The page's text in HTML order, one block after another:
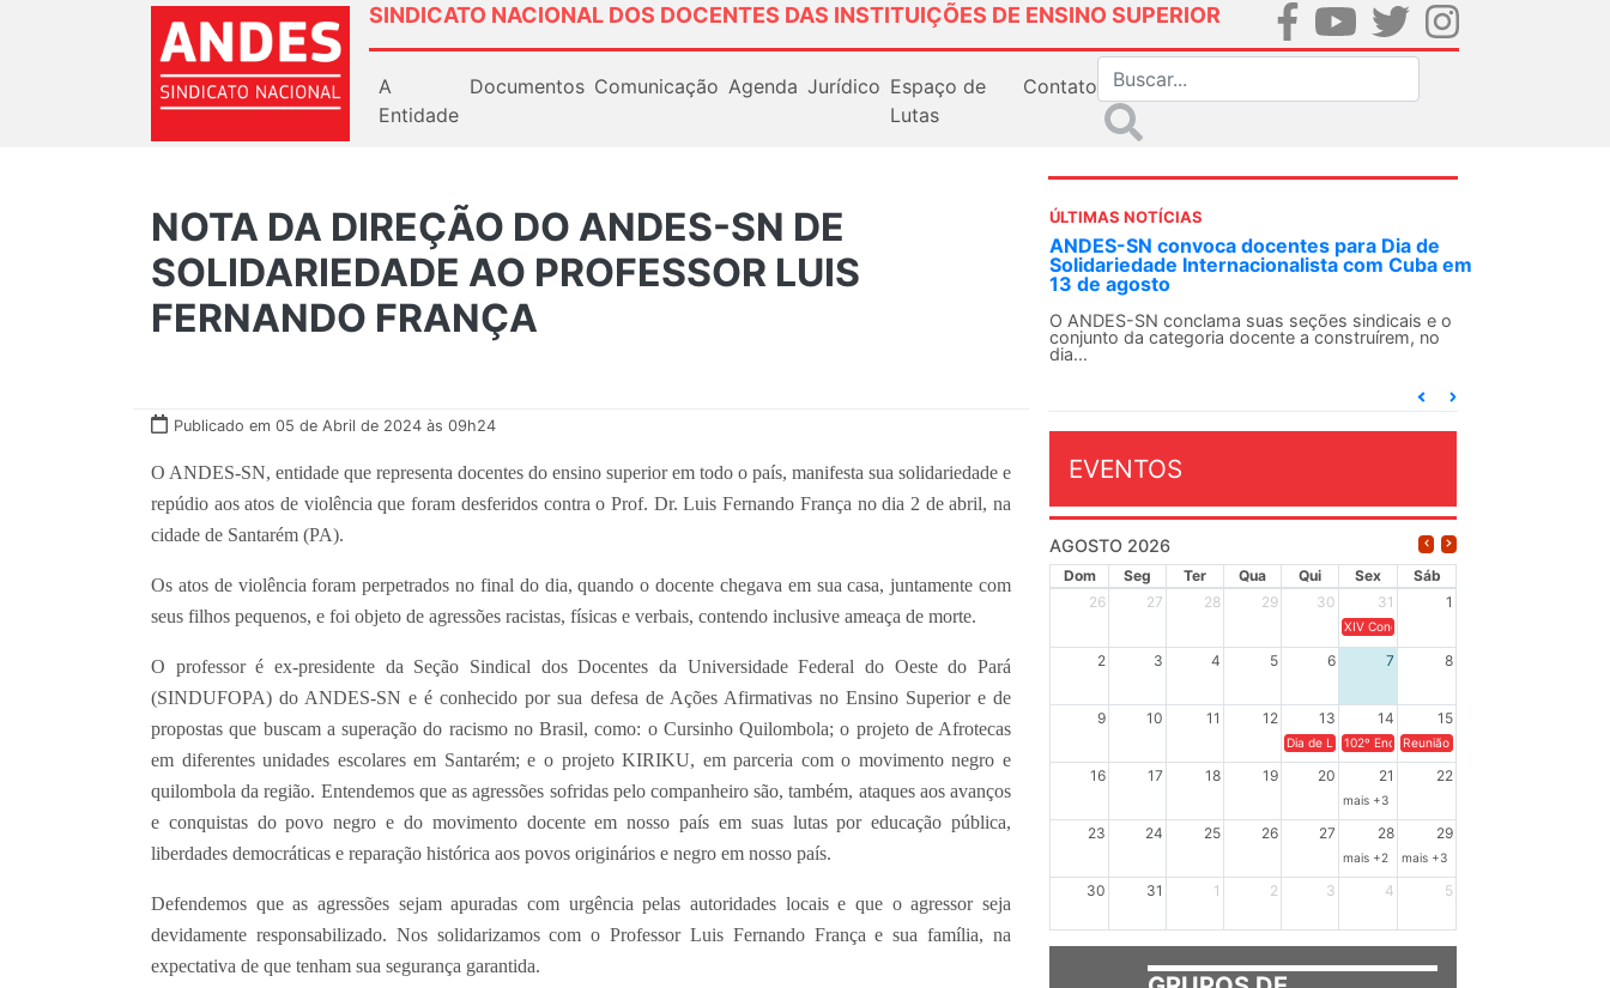
SINDICATO NACIONAL DOS DOCENTES DAS INSTITUIÇÕES DE ENSINO SUPERIOR
A
Entidade
Documentos Comunicação Agenda Jurídico Espaço de
Lutas
Contato
NOTA DA DIREÇÃO DO ANDES-SN DE
SOLIDARIEDADE AO PROFESSOR LUIS
FERNANDO FRANÇA
Publicado em 05 de Abril de 2024 às 09h24
O ANDES-SN, entidade que representa docentes do ensino superior em todo o país, manifesta sua solidariedade e
repúdio aos atos de violência que foram desferidos contra o Prof. Dr. Luis Fernando França no dia 2 de abril, na
cidade de Santarém (PA).
Os atos de violência foram perpetrados no final do dia, quando o docente chegava em sua casa, juntamente com
seus filhos pequenos, e foi objeto de agressões racistas, físicas e verbais, contendo inclusive ameaça de morte.
O professor é ex-presidente da Seção Sindical dos Docentes da Universidade Federal do Oeste do Pará
(SINDUFOPA) do ANDES-SN e é conhecido por sua defesa de Ações Afirmativas no Ensino Superior e de
propostas que buscam a superação do racismo no Brasil, como: o Cursinho Quilombola; o projeto de Afrotecas
em diferentes unidades escolares em Santarém; e o projeto KIRIKU, em parceria com o movimento negro e
quilombola da região. Entendemos que as agressões sofridas pelo companheiro são, também, ataques aos avanços
e conquistas do povo negro e do movimento docente em nosso país em suas lutas por educação pública,
liberdades democráticas e reparação histórica aos povos originários e negro em nosso país.
Defendemos que as agressões sejam apuradas com urgência pelas autoridades locais e que o agressor seja
devidamente responsabilizado. Nos solidarizamos com o Professor Luis Fernando França e sua família, na
expectativa de que tenham sua segurança garantida.
ÚLTIMAS NOTÍCIAS
ANDES-SN convoca docentes para Dia de
Solidariedade Internacionalista com Cuba em
13 de agosto
O ANDES-SN conclama suas seções sindicais e o
conjunto da categoria docente a construírem, no
dia...
EVENTOS
AGOSTO 2026
Dom Seg Ter Qua Qui Sex
Sáb
26
27 28 29 30 31 1
XIV Congresso Brasileiro de
2 3 4 5 6 7 8
9 10 11 12 13 14 15
Dia de Luta em Defesa de Cuba e da Soberania dos
102º Encontro da Regional Leste, “Em terra
Reunião GTPE.
16 17 18 19 20 21 22
mais +3
23 24 25 26 27 28 29
mais +2 mais +3
30 31 1 2 3 4 5